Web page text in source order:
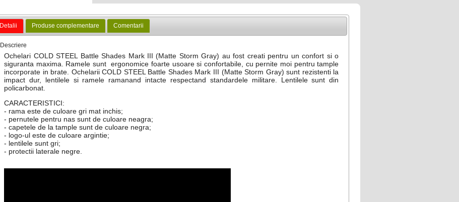
Detalii Produse complementare Comentarii
Descriere
Ochelari COLD STEEL Battle Shades Mark III (Matte Storm Gray) au fost creati pentru un confort si o
siguranta maxima. Ramele sunt ergonomice foarte usoare si confortabile, cu pernite moi pentru tample
incorporate in brate. Ochelarii COLD STEEL Battle Shades Mark III (Matte Storm Gray) sunt rezistenti la
impact dur, lentilele si ramele ramanand intacte respectand standardele militare. Lentilele sunt din
policarbonat.
CARACTERISTICI:
- rama este de culoare gri mat inchis;
- pernutele pentru nas sunt de culoare neagra;
- capetele de la tample sunt de culoare negra;
- logo-ul este de culoare argintie;
- lentilele sunt gri;
- protectii laterale negre.